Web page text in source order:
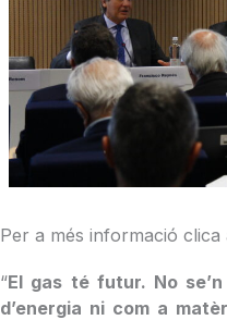
Per a més informació clica
“El gas té futur. No
d’energia ni com a